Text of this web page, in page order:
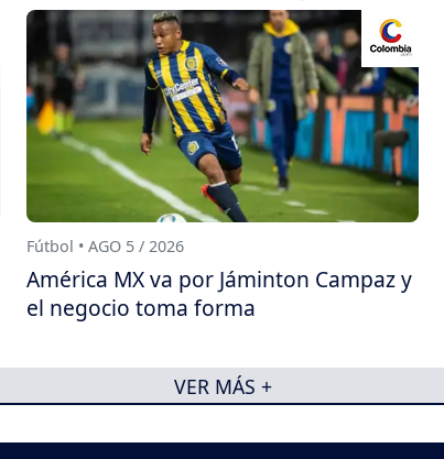
Fútbol • AGO 5 / 2026
América MX va por Jáminton Campaz y
el negocio toma forma
VER MÁS +